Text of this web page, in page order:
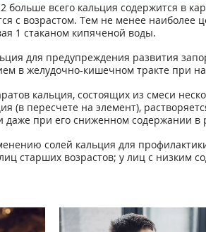
больше всего кальция содержится в
с возрастом. Тем не менее наиболее
1 стаканом кипяченой воды.
для предупреждения развития
в желудочно-кишечном тракте при
кальция, состоящих из смеси
(в пересчете на элемент),
даже при его сниженном содержании в
солей кальция для
старших возрастов; у лиц с низким